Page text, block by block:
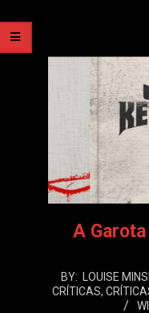
A
2021-
03-
BY: LOUISE
CRÍTICAS,